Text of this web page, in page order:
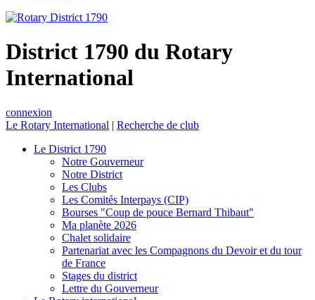
District 1790 du Rotary
International
connexion
Le Rotary International | Recherche de club
Le District 1790
Notre Gouverneur
Notre District
Les Clubs
Les Comités Interpays (CIP)
Bourses "Coup de pouce Bernard Thibaut"
Ma planète 2026
Chalet solidaire
Partenariat avec les Compagnons du Devoir et du tour
de France
Stages du district
Lettre du Gouverneur